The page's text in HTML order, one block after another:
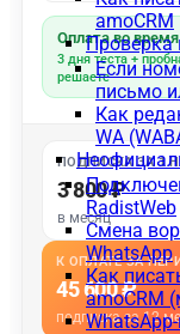
amoCRM
Проверка
Если
письмо
Как
WA
RadistWeb
Смена
WhatsApp
Как
amoCRM